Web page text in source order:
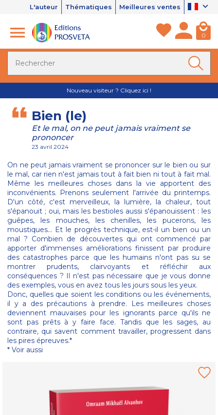
L'auteur Thématiques Meilleures ventes
0
Nouveau visiteur ? Cliquez ici !
Bien (le)
Et le mal, on ne peut jamais vraiment se
prononcer
23 avril 2024
On ne peut jamais vraiment se prononcer sur le bien ou sur
le mal, car rien n'est jamais tout à fait bien ni tout à fait mal.
Même les meilleures choses dans la vie apportent des
inconvénients. Prenons seulement l'arrivée du printemps.
D'un côté, c'est merveilleux, la lumière, la chaleur, tout
s'épanouit ; oui, mais les bestioles aussi s'épanouissent : les
guêpes, les mouches, les chenilles, les pucerons, les
moustiques... Et le progrès technique, est-il un bien ou un
mal ? Combien de découvertes qui ont commencé par
apporter d'immenses améliorations finissent par produire
des catastrophes parce que les humains n'ont pas su se
montrer prudents, clairvoyants et réfléchir aux
conséquences ? Il n'est pas nécessaire que je vous donne
des exemples, vous en avez tous les jours sous les yeux.
Donc, quelles que soient les conditions ou les événements,
il y a des précautions à prendre. Les meilleures choses
deviennent mauvaises pour les ignorants parce qu'ils ne
sont pas prêts à y faire face. Tandis que les sages, au
contraire, qui savent comment travailler, progressent dans
les pires épreuves.*
* Voir aussi